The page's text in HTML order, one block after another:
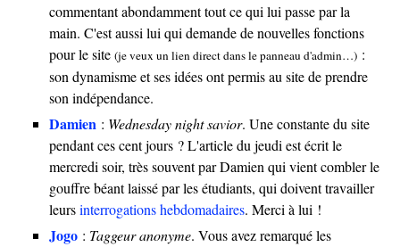
commentant abondamment tout ce qui lui passe par la
main. C'est aussi lui qui demande de nouvelles fonctions
pour le site (je veux un lien direct dans le panneau d'admin…) :
son dynamisme et ses idées ont permis au site de prendre
son indépendance.
Damien : Wednesday night savior. Une constante du site
pendant ces cent jours ? L'article du jeudi est écrit le
mercredi soir, très souvent par Damien qui vient combler le
gouffre béant laissé par les étudiants, qui doivent travailler
leursinterrogations hebdomadaires. Merci à lui !
Jogo : Taggeur anonyme. Vous avez remarqué les